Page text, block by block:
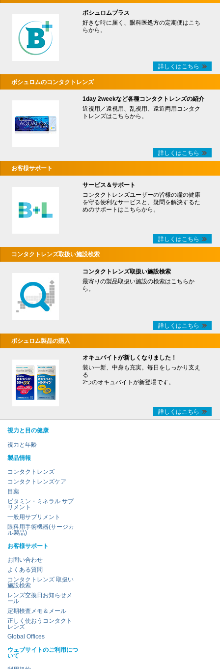
ボシュロムプラス
好きな時に届く、眼科医処方の定期便はこち
らから。
詳しくはこちら
ボシュロムのコンタクトレンズ
1day 2weekなど各種コンタクトレンズの紹介
近視用／遠視用、乱視用、遠近両用コンタク
トレンズはこちらから。
詳しくはこちら
お客様サポート
サービス＆サポート
コンタクトレンズユーザーの皆様の瞳の健康
を守る便利なサービスと、疑問を解決するた
めのサポートはこちらから。
詳しくはこちら
コンタクトレンズ取扱い施設検索
コンタクトレンズ取扱い施設検索
最寄りの製品取扱い施設の検索はこちらか
ら。
詳しくはこちら
ボシュロム製品の購入
オキュバイトが新しくなりました！
装い一新、中身も充実。毎日をしっかり支え
る
2つのオキュバイトが新登場です。
詳しくはこちら
視力と目の健康
視力と年齢
製品情報
コンタクトレンズ
コンタクトレンズケア
目薬
ビタミン・ミネラル サプ
リメント
一般用サプリメント
眼科用手術機器(サージカ
ル製品)
お客様サポート
お問い合わせ
よくある質問
コンタクトレンズ 取扱い
施設検索
レンズ交換日お知らせメ
ール
定期検査メモ＆メール
正しく使おうコンタクト
レンズ
Global Offices
ウェブサイトのご利用につ
いて